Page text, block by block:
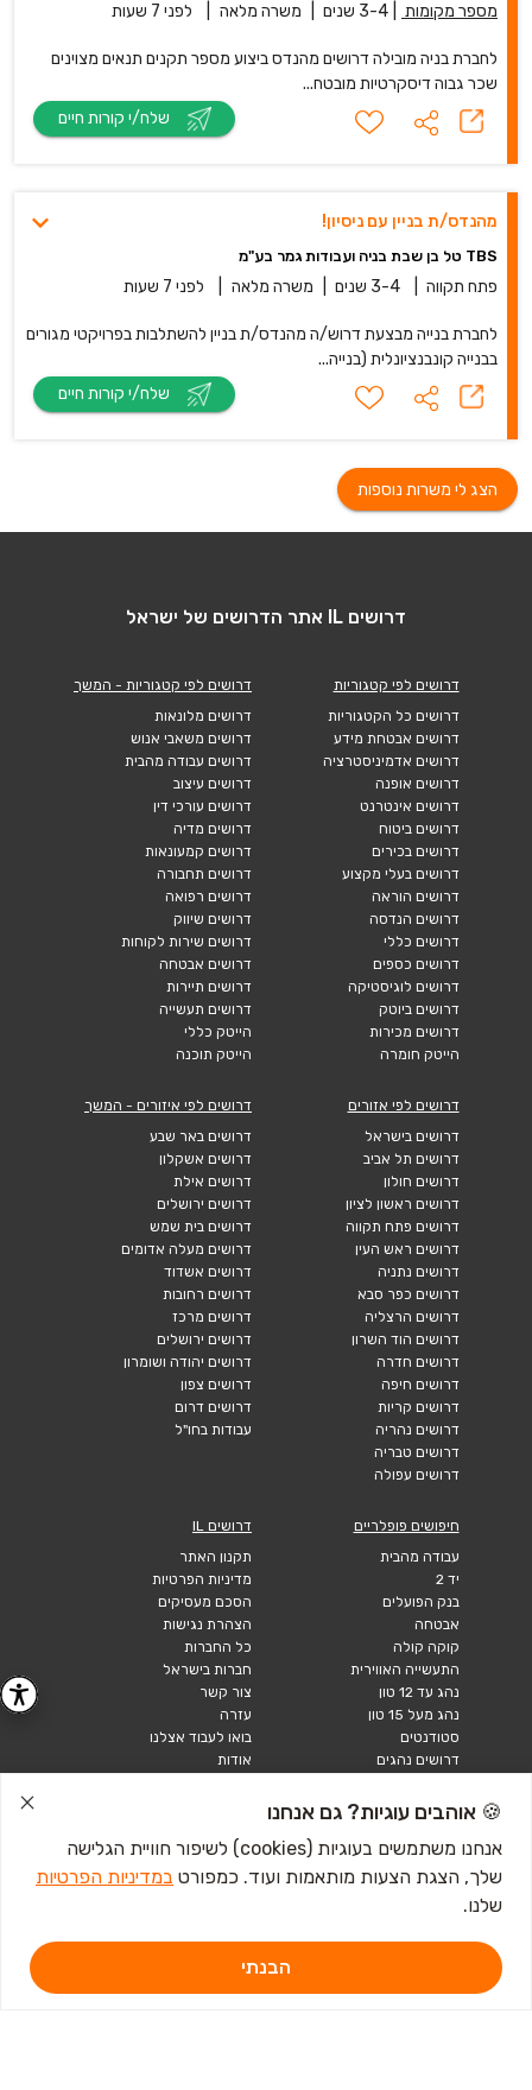
מספר מקומות 3-4 שנים משרה מלאה לפני 7 שעות
לחברת בניה מובילה דרושים מהנדס ביצוע מספר תקנים תנאים מצוינים
שכר גבוה דיסקרטיות מובטח...
מהנדס/ת בניין עם ניסיון!
TBS טל בן שבת בניה ועבודות גמר בע"מ
פתח תקווה 3-4 שנים משרה מלאה לפני 7 שעות
לחברת בנייה מבצעת דרוש/ה מהנדס/ת בניין להשתלבות בפרויקטי מגורים
בבנייה קונבנציונלית (בנייה...
הצג לי משרות נוספות
דרושים IL אתר הדרושים של ישראל
דרושים לפי קטגוריות
דרושים כל הקטגוריות
דרושים אבטחת מידע
דרושים אדמיניסטרציה
דרושים אופנה
דרושים אינטרנט
דרושים ביטוח
דרושים בכירים
דרושים בעלי מקצוע
דרושים הוראה
דרושים הנדסה
דרושים כללי
דרושים כספים
דרושים לוגיסטיקה
דרושים ביוטק
דרושים מכירות
הייטק חומרה
דרושים לפי קטגוריות - המשך
דרושים מלונאות
דרושים משאבי אנוש
דרושים עבודה מהבית
דרושים עיצוב
דרושים עורכי דין
דרושים מדיה
דרושים קמעונאות
דרושים תחבורה
דרושים רפואה
דרושים שיווק
דרושים שירות לקוחות
דרושים אבטחה
דרושים תיירות
דרושים תעשייה
הייטק כללי
הייטק תוכנה
דרושים לפי אזורים
דרושים בישראל
דרושים תל אביב
דרושים חולון
דרושים ראשון לציון
דרושים פתח תקווה
דרושים ראש העין
דרושים נתניה
דרושים כפר סבא
דרושים הרצליה
דרושים הוד השרון
דרושים חדרה
דרושים חיפה
דרושים קריות
דרושים נהריה
דרושים טבריה
דרושים עפולה
דרושים לפי איזורים - המשך
דרושים באר שבע
דרושים אשקלון
דרושים אילת
דרושים ירושלים
דרושים בית שמש
דרושים מעלה אדומים
דרושים אשדוד
דרושים רחובות
דרושים מרכז
דרושים ירושלים
דרושים יהודה ושומרון
דרושים צפון
דרושים דרום
עבודות בחו"ל
חיפושים פופלריים
עבודה מהבית
יד 2
בנק הפועלים
אבטחה
קוקה קולה
התעשייה האווירית
נהג עד 12 טון
נהג מעל 15 טון
סטודנטים
דרושים נהגים
טבלאות שכר
דרושים IL
תקנון האתר
מדיניות הפרטיות
הסכם מעסיקים
הצהרת נגישות
כל החברות
חברות בישראל
צור קשר
עזרה
בואו לעבוד אצלנו
אודות
כתבות ומדריכים
🍪 אוהבים עוגיות? גם אנחנו
אנחנו משתמשים בעוגיות (cookies) לשיפור חוויית הגלישה
שלך, הצגת הצעות מותאמות ועוד. כמפורט במדיניות הפרטיות
שלנו.
הבנתי